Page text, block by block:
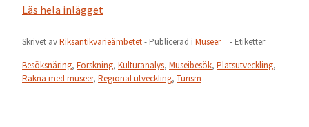
Läs hela inlägget
Skrivet avRiksantikvarieämbetet- Publicerad i Museer
- Etiketter
Besöksnäring, Forskning, Kulturanalys, Museibesök, Platsutveckling,
Räkna med museer, Regional utveckling, Turism